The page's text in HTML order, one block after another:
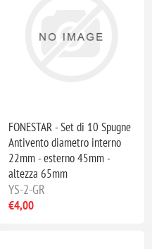
FONESTAR - Set di 10 Spugne
Antivento diametro interno
22mm - esterno 45mm -
altezza 65mm
YS-2-GR
€4,00